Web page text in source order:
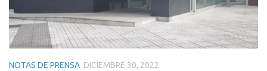
NOTAS DE PRENSA DICIEMBRE 30, 2022